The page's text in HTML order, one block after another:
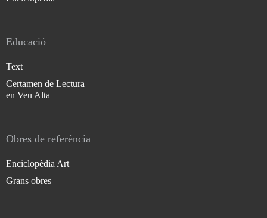
Educació
Text
Certamen de Lectura
en Veu Alta
Obres de referència
Enciclopèdia Art
Grans obres